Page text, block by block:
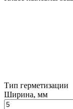
Тип герметизации
Ширина, мм